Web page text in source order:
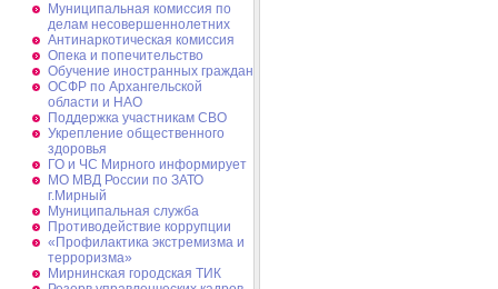
Муниципальная комиссия по
делам несовершеннолетних
Антинаркотическая комиссия
Опека и попечительство
Обучение иностранных граждан
ОСФР по Архангельской
области и НАО
Поддержка участникам СВО
Укрепление общественного
здоровья
ГО и ЧС Мирного информирует
МО МВД России по ЗАТО
г.Мирный
Муниципальная cлужба
Противодействие коррупции
«Профилактика экстремизма и
терроризма»
Мирнинская городская ТИК